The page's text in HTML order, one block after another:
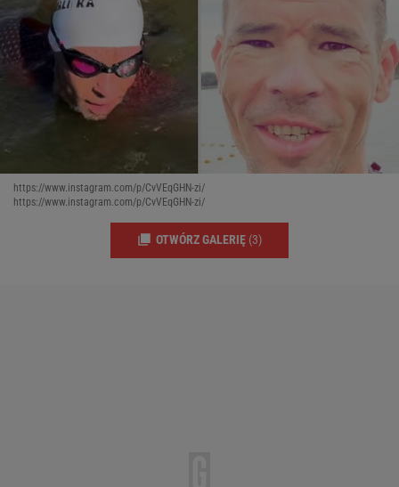
https://www.instagram.com/p/CvVEqGHN-zi/
https://www.instagram.com/p/CvVEqGHN-zi/
OTWÓRZ GALERIĘ (3)